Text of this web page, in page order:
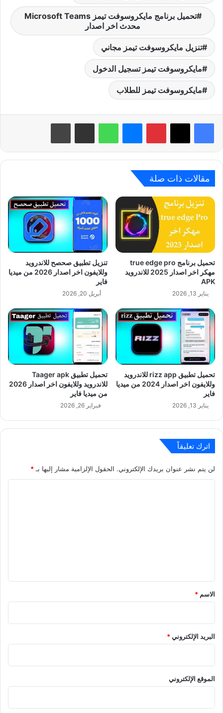
محدث اخر اصدار
تنزيل مايكروسوفت تيمز مجاني
مايكروسوفت تيمز تسجيل الدخول
مايكروسوفت تيمز للطلاب
بينتيريست واتساب
مقالات ذات صلة
تحميل برنامج true edge pro
مهكر اخر اصدار 2025 للاندرويد
APK
يناير 13, 2026
تنزيل تطبيق صحصح للاندرويد
وللايفون اخر اصدار 2026 من ميديا
فاير
أبريل 20, 2026
تحميل تطبيق rizz app للاندرويد
وللايفون اخر اصدار 2024 من ميديا
فاير
يناير 13, 2026
تحميل تطبيق Taager apk
للاندرويد وللايفون اخر اصدار 2026
من ميديا فاير
فبراير 26, 2026
اترك تعليقاً
لن يتم نشر عنوان بريدك الإلكتروني. الحقول الإلزامية مشار إليها بـ *
*
الاسم *
البريد الإلكتروني*
الموقع الإلكتروني